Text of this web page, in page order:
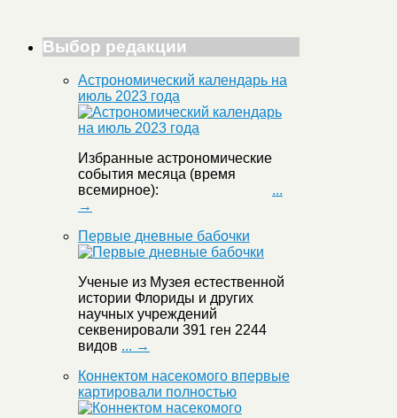
Выбор редакции
Астрономический календарь на
июль 2023 года
Избранные астрономические
события месяца (время
всемирное): ...
→
Первые дневные бабочки
Ученые из Музея естественной
истории Флориды и других
научных учреждений
секвенировали 391 ген 2244
видов ... →
Коннектом насекомого впервые
картировали полностью